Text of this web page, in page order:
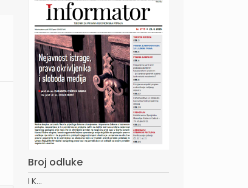
Broj odluke
I K...